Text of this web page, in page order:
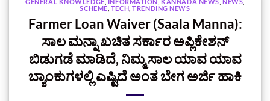
SCHEME TECH ,TRENDING NEWS
Farmer Loan Waiver (Saala Manna):
ಸಾಲ ಮನ್ನಾ ಖಚಿತ ಸರ್ಕಾರ ಅಪ್ಲಿಕೇಶನ್
ಬಿಡುಗಡೆ ಮಾಡಿದೆ, ನಿಮ್ಮ ಸಾಲ ಯಾವ ಯಾವ
ಬ್ಯಾಂಕುಗಳಲ್ಲಿ ಎಷ್ಟಿದೆ ಅಂತ ಬೇಗ ಅರ್ಜಿ ಹಾಕಿ